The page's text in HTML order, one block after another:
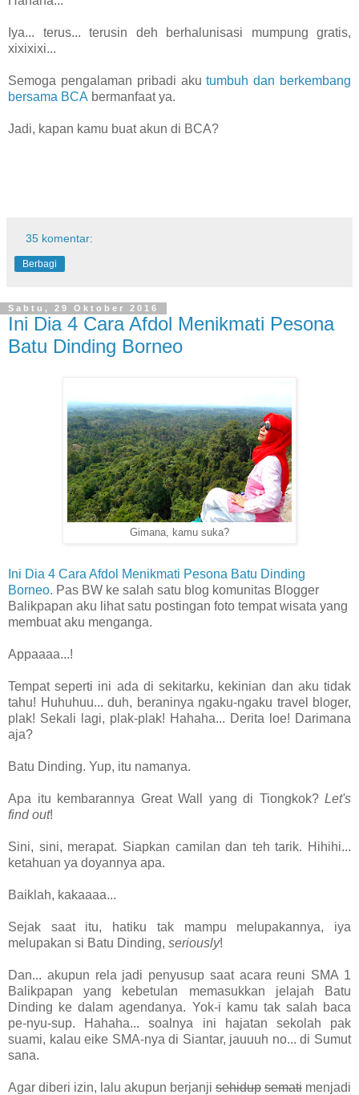
Iya... terus... terusin deh berhalunisasi mumpung gratis,
xixixixi...
Semoga pengalaman pribadi akutumbuh dan berkembang
bersama BCA bermanfaat ya.
Jadi, kapan kamu buat akun di BCA?
35 komentar:
Berbagi
Sabtu, 29 Oktober 2016
Ini Dia 4 Cara Afdol Menikmati Pesona
Batu Dinding Borneo
Gimana, kamu suka?
Ini Dia 4 Cara Afdol Menikmati Pesona Batu Dinding
Borneo. Pas BW ke salah satu blog komunitas Blogger
Balikpapan aku lihat satu postingan foto tempat wisata yang
membuat aku menganga.
Appaaaa...!
Tempat seperti ini ada di sekitarku, kekinian dan aku tidak
tahu! Huhuhuu... duh, beraninya ngaku-ngaku travel bloger,
plak! Sekali lagi, plak-plak! Hahaha... Derita loe! Darimana
aja?
Batu Dinding. Yup, itu namanya.
Apa itu kembarannya Great Wall yang di Tiongkok? Let's
find out!
Sini, sini, merapat. Siapkan camilan dan teh tarik. Hihihi...
ketahuan ya doyannya apa.
Baiklah, kakaaaa...
Sejak saat itu, hatiku tak mampu melupakannya, iya
melupakan si Batu Dinding, seriously!
Dan... akupun rela jadi penyusup saat acara reuni SMA 1
Balikpapan yang kebetulan memasukkan jelajah Batu
Dinding ke dalam agendanya. Yok-i kamu tak salah baca
pe-nyu-sup. Hahaha... soalnya ini hajatan sekolah pak
suami, kalau eike SMA-nya di Siantar, jauuuh no... di Sumut
sana.
Agar diberi izin, lalu akupun berjanji sehidup semati menjadi